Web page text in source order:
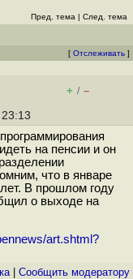
Пред. тема | След. тема
[ Отслеживать ]
+ / –
на пенсии и он
что в январе
В прошлом году
о выходе на
art.shtml?
| Cообщить модератору